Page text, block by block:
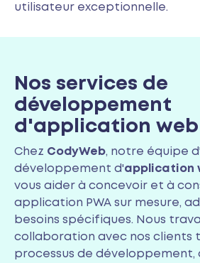
utilisateur exceptionnelle.
Nos services de
développement
d'application web
Chez CodyWeb, notre équipe
développement d'application
vous aider à concevoir et à
application PWA sur mesure,
besoins spécifiques. Nous
collaboration avec nos clients
processus de développement,